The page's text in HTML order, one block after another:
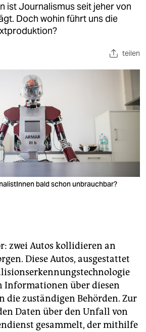
ist Journalismus seit jeher von
Doch wohin führt uns die
teilen
bald schon unbrauchbar?
zwei Autos kollidieren an
Diese Autos, ausgestattet
Informationen über diesen
die zuständigen Behörden. Zur
Daten über den Unfall von
gesammelt, der mithilfe